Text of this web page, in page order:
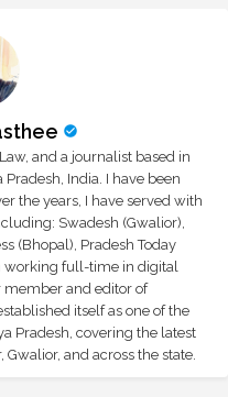
and a journalist based in
India. I have been
the years, I have served with
Swadesh (Gwalior),
(Bhopal), Pradesh Today
working full-time in digital
and editor of
itself as one of the
Pradesh, covering the latest
and across the state.